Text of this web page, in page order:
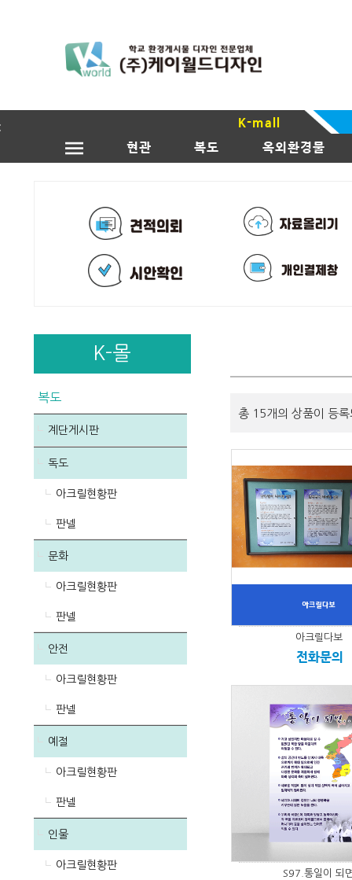
K-mall
현관
복도 옥외환경물
K-몰
복도
계단게시판
독도
아크릴현황판
판넬
문화
아크릴현황판
판넬
안전
아크릴현황판
판넬
예절
아크릴현황판
판넬
인물
아크릴현황판
총 15개의 상품이 등
아크릴다보
전화문의
S97.통일이 되